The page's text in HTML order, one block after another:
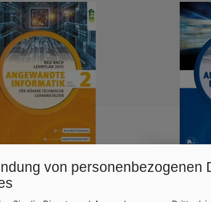
HTL/FS
von personenbezogenen